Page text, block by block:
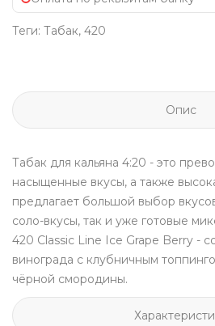
Теги: Табак, 420
Опис
Табак для кальяна 4:20 - это
насыщенные вкусы, а также
предлагает большой выбор
соло-вкусы, так и уже готовые
420 Classic Line
Ice Grape Berry -
винограда с клубничным
чёрной смородины.